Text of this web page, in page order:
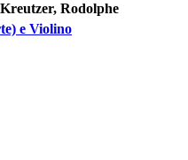
Rodolphe
e Violino